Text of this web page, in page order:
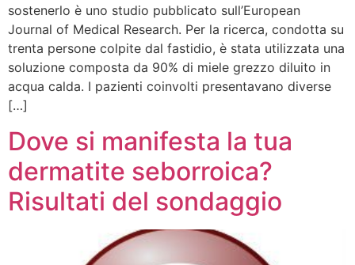
sostenerlo è uno studio pubblicato sull’European
Journal of Medical Research. Per la ricerca, condotta su
trenta persone colpite dal fastidio, è stata utilizzata una
soluzione composta da 90% di miele grezzo diluito in
acqua calda. I pazienti coinvolti presentavano diverse
[…]
Dove si manifesta la tua
dermatite seborroica?
Risultati del sondaggio